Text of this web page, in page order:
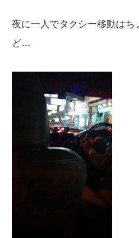
夜に一人でタクシー移動はち
ど…